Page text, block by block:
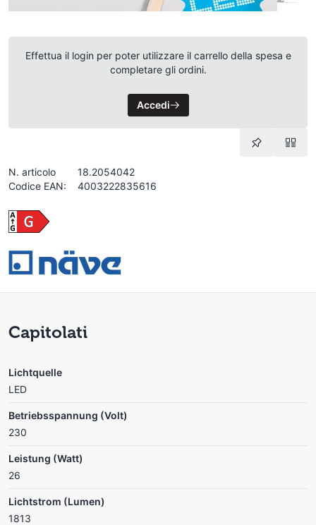
Effettua il login per poter utilizzare il carrello della spesa e
completare gli ordini.
Accedi
N. articolo
18.2054042
Codice EAN:
4003222835616
Capitolati
Lichtquelle
LED
Betriebsspannung (Volt)
230
Leistung (Watt)
26
Lichtstrom (Lumen)
1813